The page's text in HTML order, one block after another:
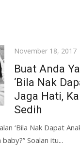
Posted
November 18, 2017
Buat Anda
‘Bila Nak
Jaga Hati,
Sedih
‘Bila Nak Dapat
Soalan itu...